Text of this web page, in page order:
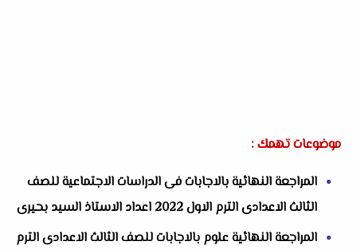
موضوعات تهمك :
المراجعة النهائية بالاجابات فى الدراسات الاجتماعية للصف
الثالث الاعدادى الترم الاول 2022 اعداد الاستاذ السيد بحيرى
المراجعة النهائية علوم بالاجابات للصف الثالث الاعدادى الترم